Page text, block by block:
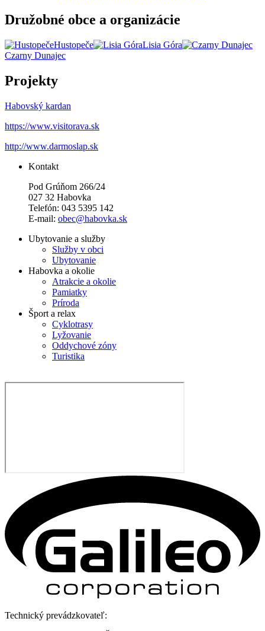
Družobné obce a organizácie
Hustopeče
Lisia Góra
Czarny Dunajec
Projekty
Habovský kardan
https://www.visitorava.sk
http://www.darmoslap.sk
Kontakt
Pod Grúňom 266/24
027 32 Habovka
Telefón: 043 5395 142
E-mail: obec@habovka.sk
Ubytovanie a služby
Služby v obci
Ubytovanie
Habovka a okolie
Atrakcie a okolie
Pamiatky
Príroda
Šport a relax
Cyklotrasy
Lyžovanie
Oddychové zóny
Turistika
Technický prevádzkovateľ: